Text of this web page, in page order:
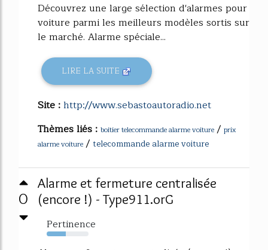
Découvrez une large sélection d'alarmes pour
voiture parmi les meilleurs modèles sortis sur
le marché. Alarme spéciale...
LIRE LA SUITE
Site :http://www.sebastoautoradio.net
Thèmes liés : boitier telecommande alarme voiture / prix
alarme voiture / telecommande alarme voiture
0
Alarme et fermeture centralisée
(encore !) - Type911.orG
Pertinence
45%